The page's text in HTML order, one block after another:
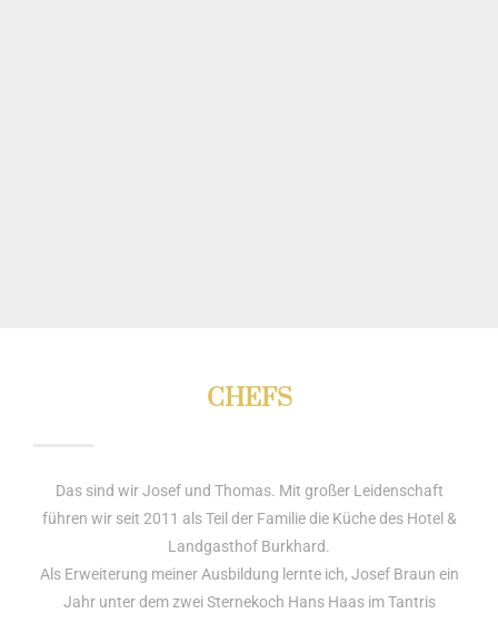
CHEFS
Das sind wir Josef und Thomas. Mit großer Leidenschaft
führen wir seit 2011 als Teil der Familie die Küche des Hotel &
Landgasthof Burkhard.
Als Erweiterung meiner Ausbildung lernte ich, Josef Braun ein
Jahr unter dem zwei Sternekoch Hans Haas im Tantris